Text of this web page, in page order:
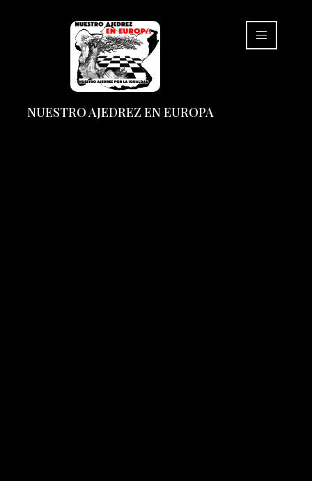
NUESTRO AJEDREZ EN EUROPA